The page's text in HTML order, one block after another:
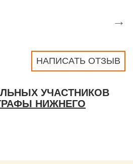
→
НАПИСАТЬ ОТЗЫВ
УЧАСТНИКОВ
НИЖНЕГО